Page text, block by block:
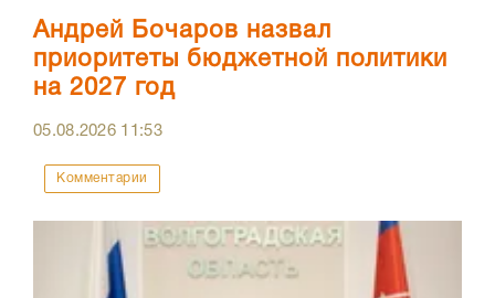
Андрей Бочаров назвал
приоритеты бюджетной политики
на 2027 год
05.08.2026 11:53
Комментарии